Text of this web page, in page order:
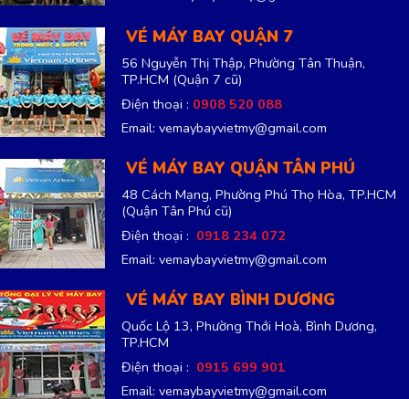
VÉ MÁY BAY QUẬN 7
56 Nguyễn Thị Thập, Phường Tân Thuận,
TP.HCM (Quận 7 cũ)
Điện thoại : 0908 520 088
Email: vemaybayvietmy@gmail.com
VÉ MÁY BAY QUẬN TÂN PHÚ
48 Cách Mạng, Phường Phú Thọ Hòa, TP.HCM
(Quận Tân Phú cũ)
Điện thoại : 0918 234 072
Email: vemaybayvietmy@gmail.com
VÉ MÁY BAY BÌNH DƯƠNG
Quốc Lộ 13, Phường Thới Hoà, Bình Dương,
TP.HCM
Điện thoại : 0915 699 901
Email: vemaybayvietmy@gmail.com